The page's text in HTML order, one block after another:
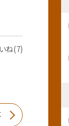
ね(7)